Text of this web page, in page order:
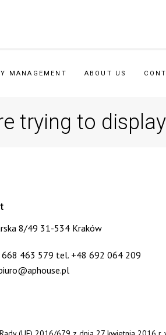
MANAGEMENT ABOUT US
trying to
8/49 31-534 Kraków
463 579 tel. +48 692 064 209